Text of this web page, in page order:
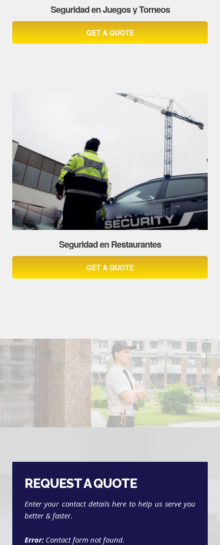
Seguridad en Juegos y Torneos
GET A QUOTE
Seguridad en Restaurantes
GET A QUOTE
REQUEST A QUOTE
Enter your contact details here to help us serve you
better & faster.
Error: Contact form not found.